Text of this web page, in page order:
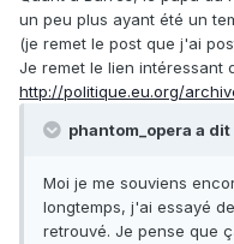
un peu plus ayant été un
(je remet le post que j'ai
Je remet le lien intéressant
http://politique.eu.org/
phantom_opera a dit
Moi je me souviens
longtemps, j'ai essayé
retrouvé. Je pense que